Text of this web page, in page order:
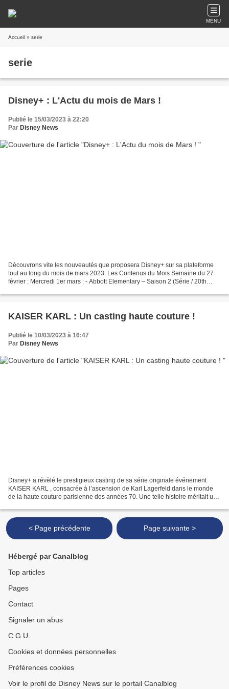
MENU
Accueil » serie
serie
Disney+ : L'Actu du mois de Mars !
Publié le 15/03/2023 à 22:20
Par Disney News
Découvrons vite les nouveautés que proposera Disney+ sur sa plateforme
tout au long du mois de mars 2023. Les Contenus du Mois Semaine du 27
février : Mercredi 1er mars : - Abbott Elementary – Saison 2 (Série / 20th
KAISER KARL : Un casting haute couture !
Publié le 10/03/2023 à 16:47
Par Disney News
Disney+ a révèlé le prestigieux casting de sa série originale événement
KAISER KARL , consacrée à l’ascension de Karl Lagerfeld dans le monde
de la haute couture parisienne des années 70. Une telle histoire méritait un
< Page précédente Page suivante >
Hébergé par Canalblog
Top articles
Pages
Contact
Signaler un abus
C.G.U.
Cookies et données personnelles
Préférences cookies
Voir le profil de Disney News sur le portail Canalblog